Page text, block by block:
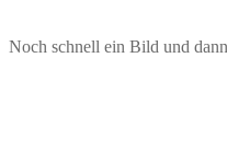
Noch schnell ein Bild und